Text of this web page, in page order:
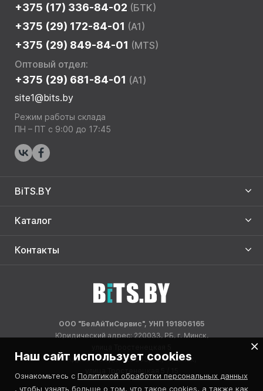
+375 (17) 336-84-02 (БТК)
+375 (29) 172-84-01 (A1)
+375 (29) 849-84-01 (MTS)
Оптовый отдел:
+375 (29) 681-84-01 (A1)
site1@bits.by
Режим работы склада
ПН – ПТ с 9:00 до 17:45
BiTS.BY
Каталог
Контакты
ООО "БелАйТиСервис", УНП 191806165
Юридический адрес: 220033, РБ, г. Минск,
Адрес склада: 220033, РБ, г. Минск,
улица Тростенецкая 5 / 15
Наш сайт использует cookies
Ознакомьтесь с Политикой обработки персональных данных
, чтобы узнать больше о том, что такое cookies, а также как